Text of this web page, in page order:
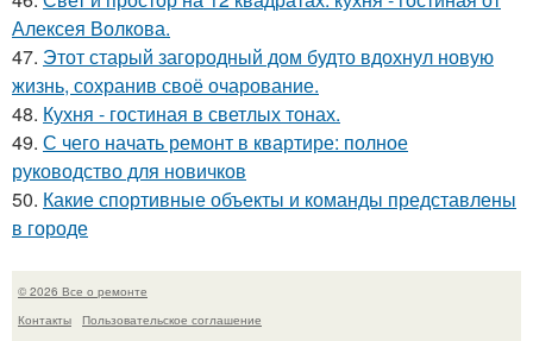
Алексея Волкова.
47. Этот старый загородный дом будто вдохнул новую
жизнь, сохранив своё очарование.
48. Кухня - гостиная в светлых тонах.
49. С чего начать ремонт в квартире: полное
руководство для новичков
50. Какие спортивные объекты и команды представлены
в городе
© 2026 Все о ремонте
Контакты
Пользовательское соглашение